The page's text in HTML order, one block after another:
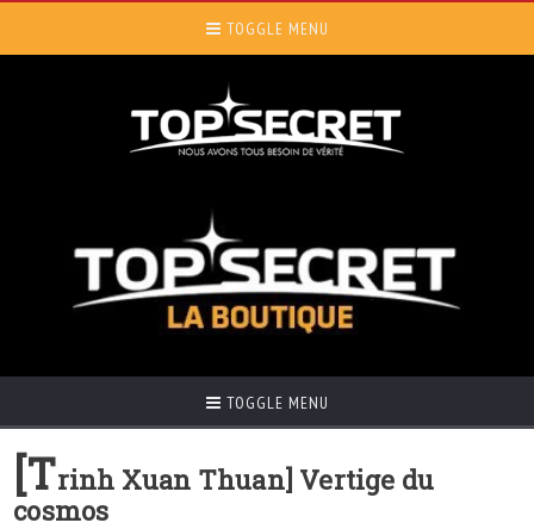
TOGGLE MENU
TOGGLE MENU
[Trinh Xuan Thuan] Vertige du
cosmos